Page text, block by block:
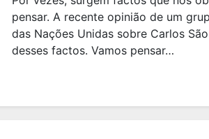
pensar. A recente opinião de um
das Nações Unidas sobre Carlos
desses factos. Vamos pensar…